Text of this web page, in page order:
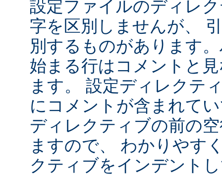
設定ファイルのディレ
字を区別しませんが、
別するものがあります
始まる行はコメントと
ます。 設定ディレクテ
にコメントが含まれて
ディレクティブの前の
ますので、 わかりやす
クティブをインデント